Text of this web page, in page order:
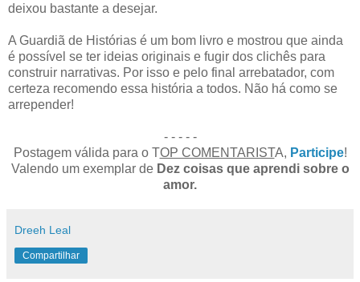
deixou bastante a desejar.
A Guardiã de Histórias é um bom livro e mostrou que ainda
é possível se ter ideias originais e fugir dos clichês para
construir narrativas. Por isso e pelo final arrebatador, com
certeza recomendo essa história a todos. Não há como se
arrepender!
- - - - -
Postagem válida para o TOP COMENTARISTA, Participe!
Valendo um exemplar de Dez coisas que aprendi sobre o
amor.
Dreeh Leal
Compartilhar